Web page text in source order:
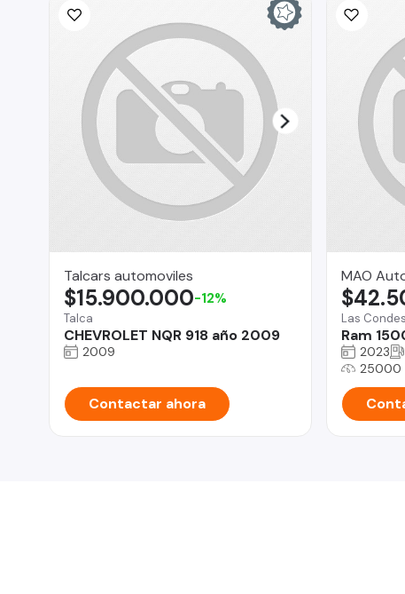
Talcars automoviles
Talca
CHEVROLET NQR 918 año 2009
$15.900.000-12%
2009
Contactar ahora
MAO
Las Condes
Ram
2023
25000